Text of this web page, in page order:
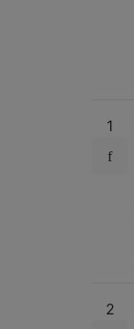
1
2